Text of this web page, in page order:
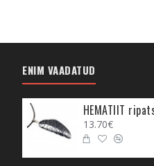
ENIM VAADATUD
13.70€